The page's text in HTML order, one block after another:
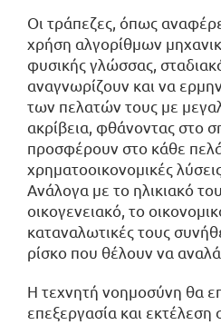
Οι τράπεζες, όπως
χρήση αλγορίθμων
φυσικής γλώσσας,
αναγνωρίζουν και να
των πελατών τους με
ακρίβεια, φθάνοντας στο
προσφέρουν στο κάθε
χρηματοοικονομικές
Ανάλογα με το ηλικιακό
οικογενειακό, το
καταναλωτικές τους
ρίσκο που θέλουν να
Η τεχνητή νοημοσύνη θα
επεξεργασία και